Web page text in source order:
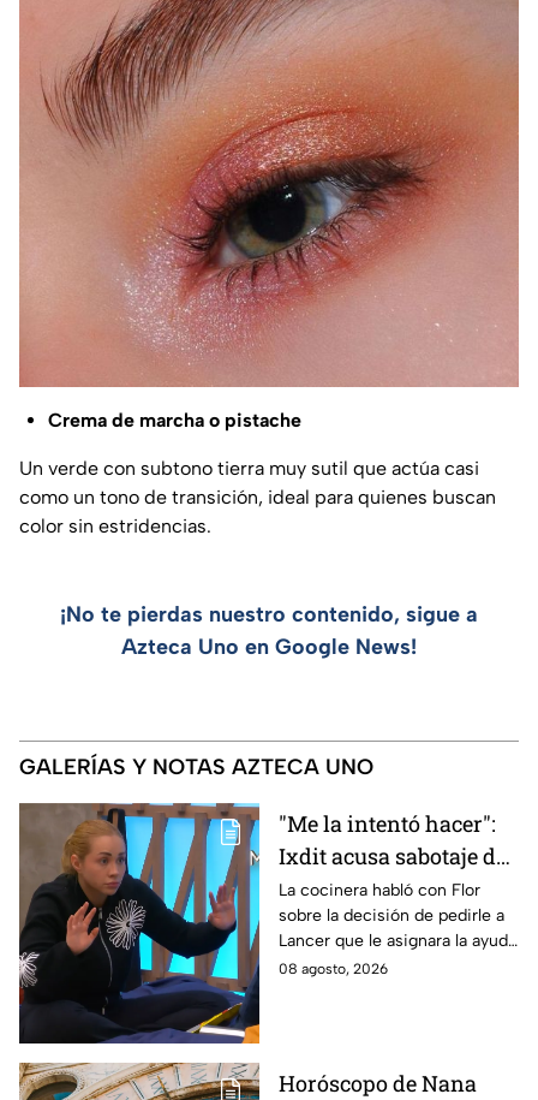
Crema de marcha o pistache
Un verde con subtono tierra muy sutil que actúa casi
como un tono de transición, ideal para quienes buscan
color sin estridencias.
¡No te pierdas nuestro contenido, sigue a
Azteca Uno en Google News!
GALERÍAS Y NOTAS AZTECA UNO
"Me la intentó hacer":
Ixdit acusa sabotaje de
Ramahá en la pasada
gala de salvación de
MasterChef 24/7
La cocinera habló con Flor
sobre la decisión de pedirle a
Lancer que le asignara la ayuda
de Ramahá y no la de Daniela
08 agosto, 2026
Horóscopo de Nana